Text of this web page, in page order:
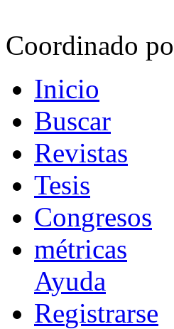
Coordinado
Inicio
Buscar
Revistas
Tesis
Congresos
métricas
Ayuda
Registrarse